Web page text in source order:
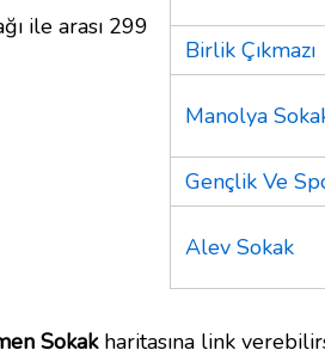
ile arası 299
Birlik Çıkmazı
Manolya
Gençlik Ve
Alev Sokak
Sokakharitasına link